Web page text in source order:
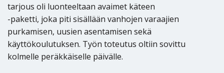
tarjous oli luonteeltaan avaimet käteen
-paketti, joka piti sisällään vanhojen varaajien
purkamisen, uusien asentamisen sekä
käyttökoulutuksen. Työn toteutus oltiin sovittu
kolmelle peräkkäiselle päivälle.